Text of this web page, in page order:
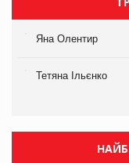
Яна Олентир
Тетяна Ільєнко